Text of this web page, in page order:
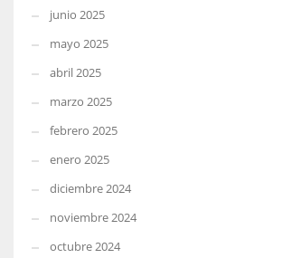
junio 2025
mayo 2025
abril 2025
marzo 2025
febrero 2025
enero 2025
diciembre 2024
noviembre 2024
octubre 2024